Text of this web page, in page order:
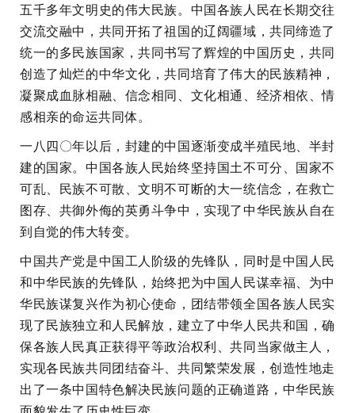
五千多年文明史的伟大民族。中国各族人民在长期交往
交流交融中，共同开拓了祖国的辽阔疆域，共同缔造了
统一的多民族国家，共同书写了辉煌的中国历史，共同
创造了灿烂的中华文化，共同培育了伟大的民族精神，
凝聚成血脉相融、信念相同、文化相通、经济相依、情
感相亲的命运共同体。
一八四〇年以后，封建的中国逐渐变成半殖民地、半封
建的国家。中国各族人民始终坚持国土不可分、国家不
可乱、民族不可散、文明不可断的大一统信念，在救亡
图存、共御外侮的英勇斗争中，实现了中华民族从自在
到自觉的伟大转变。
中国共产党是中国工人阶级的先锋队，同时是中国人民
和中华民族的先锋队，始终把为中国人民谋幸福、为中
华民族谋复兴作为初心使命，团结带领全国各族人民实
现了民族独立和人民解放，建立了中华人民共和国，确
保各族人民真正获得平等政治权利、共同当家做主人，
实现各民族共同团结奋斗、共同繁荣发展，创造性地走
出了一条中国特色解决民族问题的正确道路，中华民族